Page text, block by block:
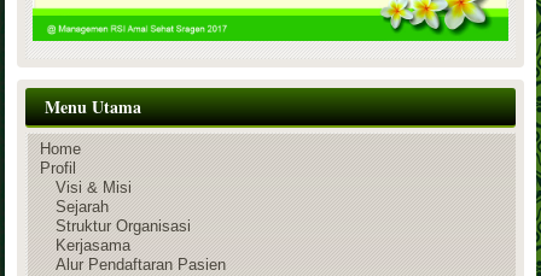
Menu Utama
Home
Profil
Visi & Misi
Sejarah
Struktur Organisasi
Kerjasama
Alur Pendaftaran Pasien